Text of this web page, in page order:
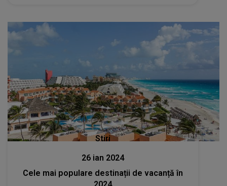
Stiri
26 ian 2024
Cele mai populare destinații de vacanță în